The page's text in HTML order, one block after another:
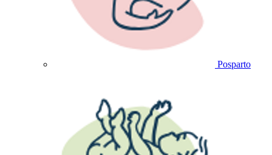
Posparto